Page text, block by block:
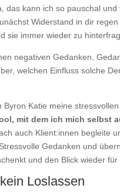
das kann ich so pauschal
Widerstand in dir
sie immer wieder zu
negativen Gedanken,
welchen Einfluss solche
Byron Katie meine
mit dem ich mich selbst
auch Klient:innen begleite
Gedanken und
und den Blick wieder für
Loslassen